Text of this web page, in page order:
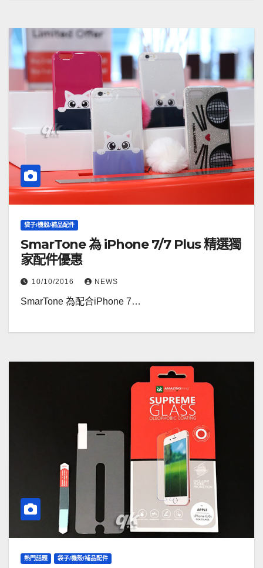
袋子/機殼/補品配件
SmarTone 為 iPhone 7/7 Plus 精選獨
家配件優惠
10/10/2016 NEWS
SmarTone 為配合iPhone 7…
熱門話題 袋子/機殼/補品配件